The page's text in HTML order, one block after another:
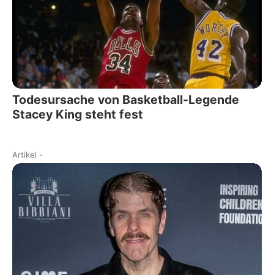
Todesursache von Basketball-Legende
Stacey King steht fest
Artikel -